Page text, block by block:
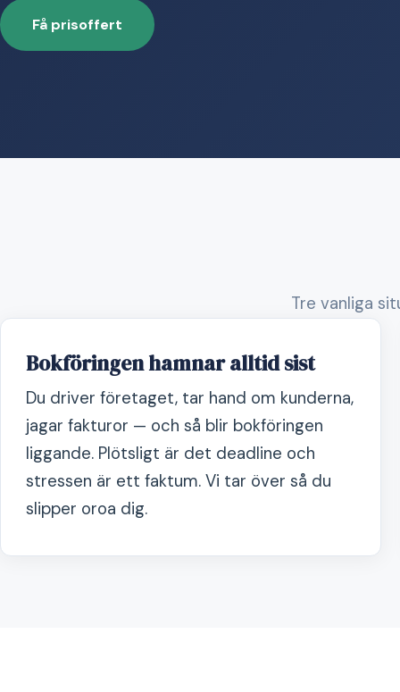
Få prisoffert
Tre vanliga
Bokföringen hamnar alltid sist
Du driver företaget, tar hand om kunderna,
jagar fakturor — och så blir bokföringen
liggande. Plötsligt är det deadline och
stressen är ett faktum. Vi tar över så du
slipper oroa dig.